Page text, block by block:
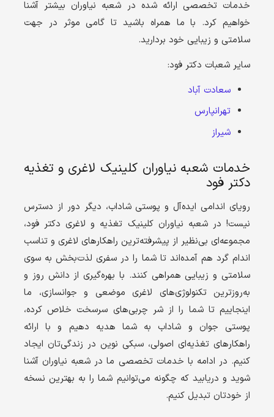
خدمات تخصصی ارائه شده در شعبه نیاوران بیشتر آشنا
خواهیم کرد. با ما همراه باشید تا گامی موثر در جهت
سلامتی و زیبایی خود بردارید.
سایر شعبات دکتر فود:
سعادت آباد
تهرانپارس
شیراز
خدمات شعبه نیاوران کلینیک لاغری و تغذیه
دکتر فود
رویای اندامی ایده‌آل و پوستی شاداب، دیگر دور از دسترس
نیست! در شعبه نیاوران کلینیک تغذیه و لاغری دکتر فود،
مجموعه‌ای بی‌نظیر از پیشرفته‌ترین راهکارهای لاغری و تناسب
اندام گرد هم آمده‌اند تا شما را در سفری لذت‌بخش به سوی
سلامتی و زیبایی همراهی کنند. با بهره‌گیری از دانش روز و
به‌روزترین تکنولوژی‌های لاغری موضعی و جوانسازی، ما
اینجاییم تا شما را از شر چربی‌های سرسخت خلاص کرده،
پوستی جوان و شاداب به شما هدیه دهیم و با ارائه
راهکارهای تغذیه‌ای اصولی، سبکی نوین در زندگی‌تان ایجاد
کنیم. در ادامه با خدمات تخصصی ما در شعبه نیاوران آشنا
شوید و دریابید که چگونه می‌توانیم شما را به بهترین نسخه
از خودتان تبدیل کنیم.